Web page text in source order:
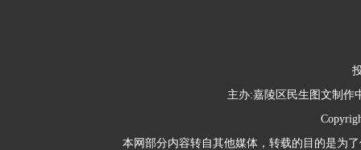
主办:嘉陵区民生图文制
本网部分内容转自其他媒体，转载的目的是为